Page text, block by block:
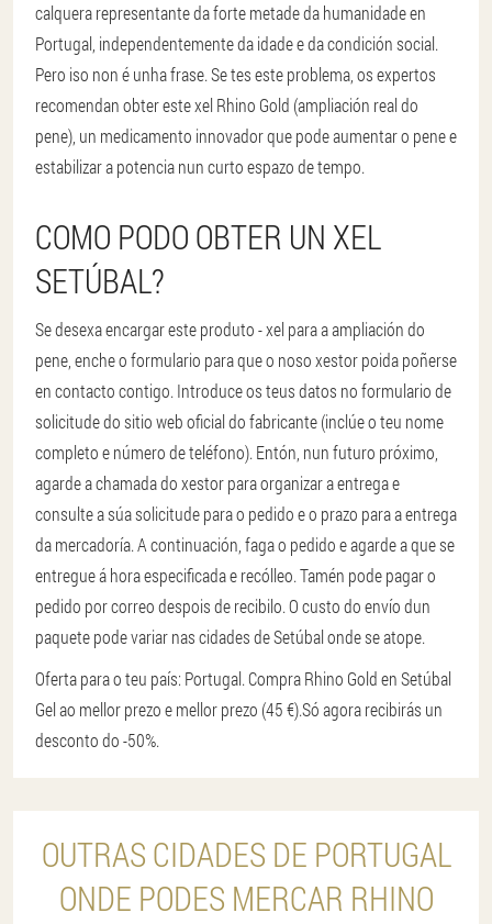
calquera representante da forte metade da humanidade en
Portugal, independentemente da idade e da condición social.
Pero iso non é unha frase. Se tes este problema, os expertos
recomendan obter este xel Rhino Gold (ampliación real do
pene), un medicamento innovador que pode aumentar o pene e
estabilizar a potencia nun curto espazo de tempo.
COMO PODO OBTER UN XEL
SETÚBAL?
Se desexa encargar este produto - xel para a ampliación do
pene, enche o formulario para que o noso xestor poida poñerse
en contacto contigo. Introduce os teus datos no formulario de
solicitude do sitio web oficial do fabricante (inclúe o teu nome
completo e número de teléfono). Entón, nun futuro próximo,
agarde a chamada do xestor para organizar a entrega e
consulte a súa solicitude para o pedido e o prazo para a entrega
da mercadoría. A continuación, faga o pedido e agarde a que se
entregue á hora especificada e recólleo. Tamén pode pagar o
pedido por correo despois de recibilo. O custo do envío dun
paquete pode variar nas cidades de Setúbal onde se atope.
Oferta para o teu país: Portugal. Compra Rhino Gold en Setúbal
Gel ao mellor prezo e mellor prezo (45 €).Só agora recibirás un
desconto do -50%.
OUTRAS CIDADES DE PORTUGAL
ONDE PODES MERCAR RHINO